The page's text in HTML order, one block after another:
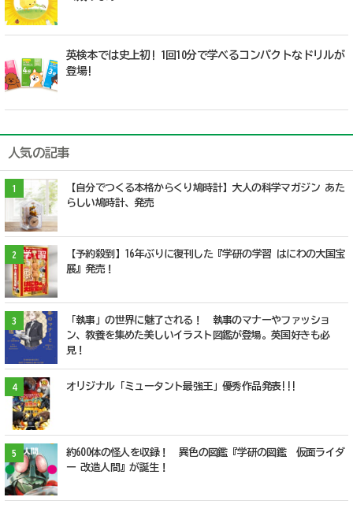
英検本では史上初! 1回10分で学べるコンパクトなドリルが
登場!
人気の記事
1
【自分でつくる本格からくり鳩時計】大人の科学マガジン あた
らしい鳩時計、発売
2
【予約殺到】16年ぶりに復刊した『学研の学習 はにわの大国宝
展』発売！
3
「執事」の世界に魅了される！ 執事のマナーやファッショ
ン、教養を集めた美しいイラスト図鑑が登場。英国好きも必
見！
4 オリジナル「ミュータント最強王」優秀作品発表!!!
5
約600体の怪人を収録！ 異色の図鑑『学研の図鑑 仮面ライダ
ー 改造人間』が誕生！